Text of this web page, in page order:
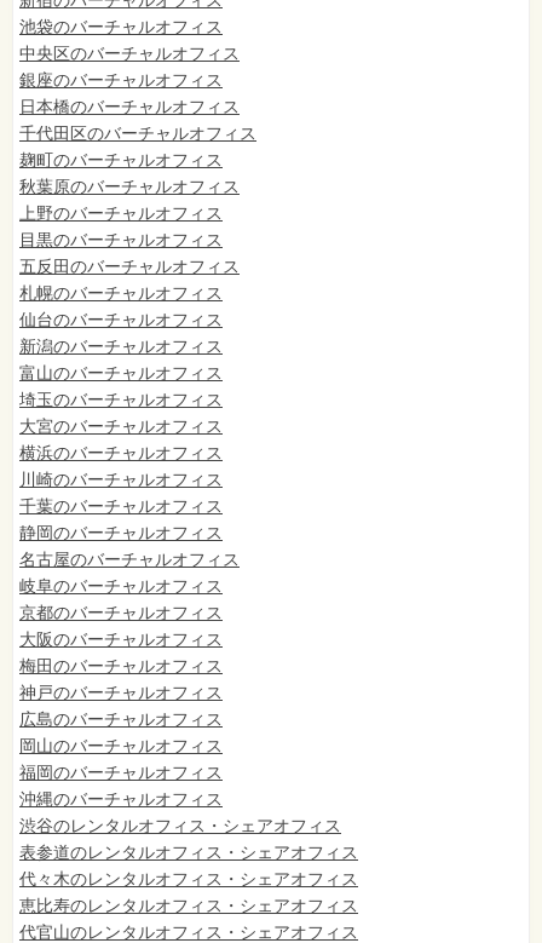
池袋のバーチャルオフィス
中央区のバーチャルオフィス
銀座のバーチャルオフィス
日本橋のバーチャルオフィス
千代田区のバーチャルオフィス
麹町のバーチャルオフィス
秋葉原のバーチャルオフィス
上野のバーチャルオフィス
目黒のバーチャルオフィス
五反田のバーチャルオフィス
札幌のバーチャルオフィス
仙台のバーチャルオフィス
新潟のバーチャルオフィス
富山のバーチャルオフィス
埼玉のバーチャルオフィス
大宮のバーチャルオフィス
横浜のバーチャルオフィス
川崎のバーチャルオフィス
千葉のバーチャルオフィス
静岡のバーチャルオフィス
名古屋のバーチャルオフィス
岐阜のバーチャルオフィス
京都のバーチャルオフィス
大阪のバーチャルオフィス
梅田のバーチャルオフィス
神戸のバーチャルオフィス
広島のバーチャルオフィス
岡山のバーチャルオフィス
福岡のバーチャルオフィス
沖縄のバーチャルオフィス
渋谷のレンタルオフィス・シェアオフィス
表参道のレンタルオフィス・シェアオフィス
代々木のレンタルオフィス・シェアオフィス
恵比寿のレンタルオフィス・シェアオフィス
代官山のレンタルオフィス・シェアオフィス